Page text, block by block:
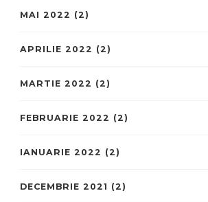
MAI 2022 (2)
APRILIE 2022 (2)
MARTIE 2022 (2)
FEBRUARIE 2022 (2)
IANUARIE 2022 (2)
DECEMBRIE 2021 (2)